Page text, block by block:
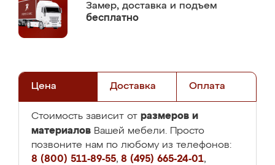
Замер, доставка и подъем
бесплатно
Цена Доставка Оплата
Стоимость зависит от размеров и
материалов Вашей мебели. Просто
позвоните нам по любому из телефонов:
8 (800) 511-89-55, 8 (495) 665-24-01,